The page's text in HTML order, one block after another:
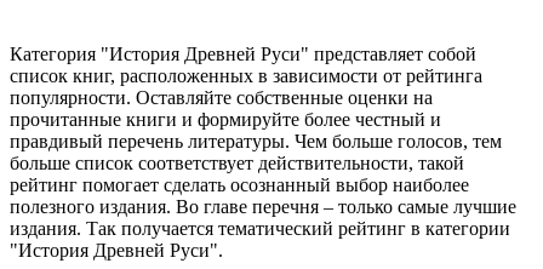
Категория "История Древней Руси" представляет собой
список книг, расположенных в зависимости от рейтинга
популярности. Оставляйте собственные оценки на
прочитанные книги и формируйте более честный и
правдивый перечень литературы. Чем больше голосов, тем
больше список соответствует действительности, такой
рейтинг помогает сделать осознанный выбор наиболее
полезного издания. Во главе перечня – только самые лучшие
издания. Так получается тематический рейтинг в категории
"История Древней Руси".